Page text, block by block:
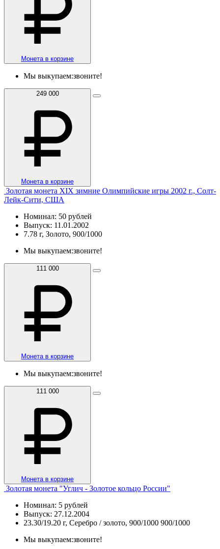
Монета в корзине
Мы выкупаем:звоните!
249 000
Монета в корзине
Золотая монета XIX зимние Олимпийские игры 2002 г., Солт-
Лейк-Сити, США
Номинал: 50 рублей
Выпуск: 11.01.2002
7.78 г, Золото, 900/1000
Мы выкупаем:звоните!
111 000
Монета в корзине
Мы выкупаем:звоните!
111 000
Монета в корзине
Золотая монета "Углич - Золотое кольцо России"
Номинал: 5 рублей
Выпуск: 27.12.2004
23.30/19.20 г, Серебро / золото, 900/1000 900/1000
Мы выкупаем:звоните!